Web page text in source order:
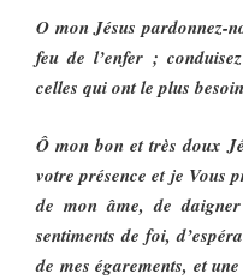
O mon Jésus pardonnez-
feu de l’enfer ;
celles qui ont le plus
Ô mon bon et très doux
votre présence et je Vous
de mon âme, de
sentiments de foi,
de mes égarements, et